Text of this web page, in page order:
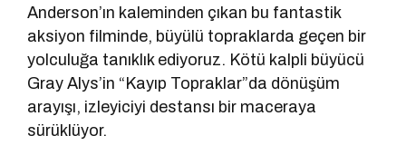
Anderson’ın kaleminden çıkan bu fantastik
aksiyon filminde, büyülü topraklarda geçen bir
yolculuğa tanıklık ediyoruz. Kötü kalpli büyücü
Gray Alys’in “Kayıp Topraklar”da dönüşüm
arayışı, izleyiciyi destansı bir maceraya
sürüklüyor.